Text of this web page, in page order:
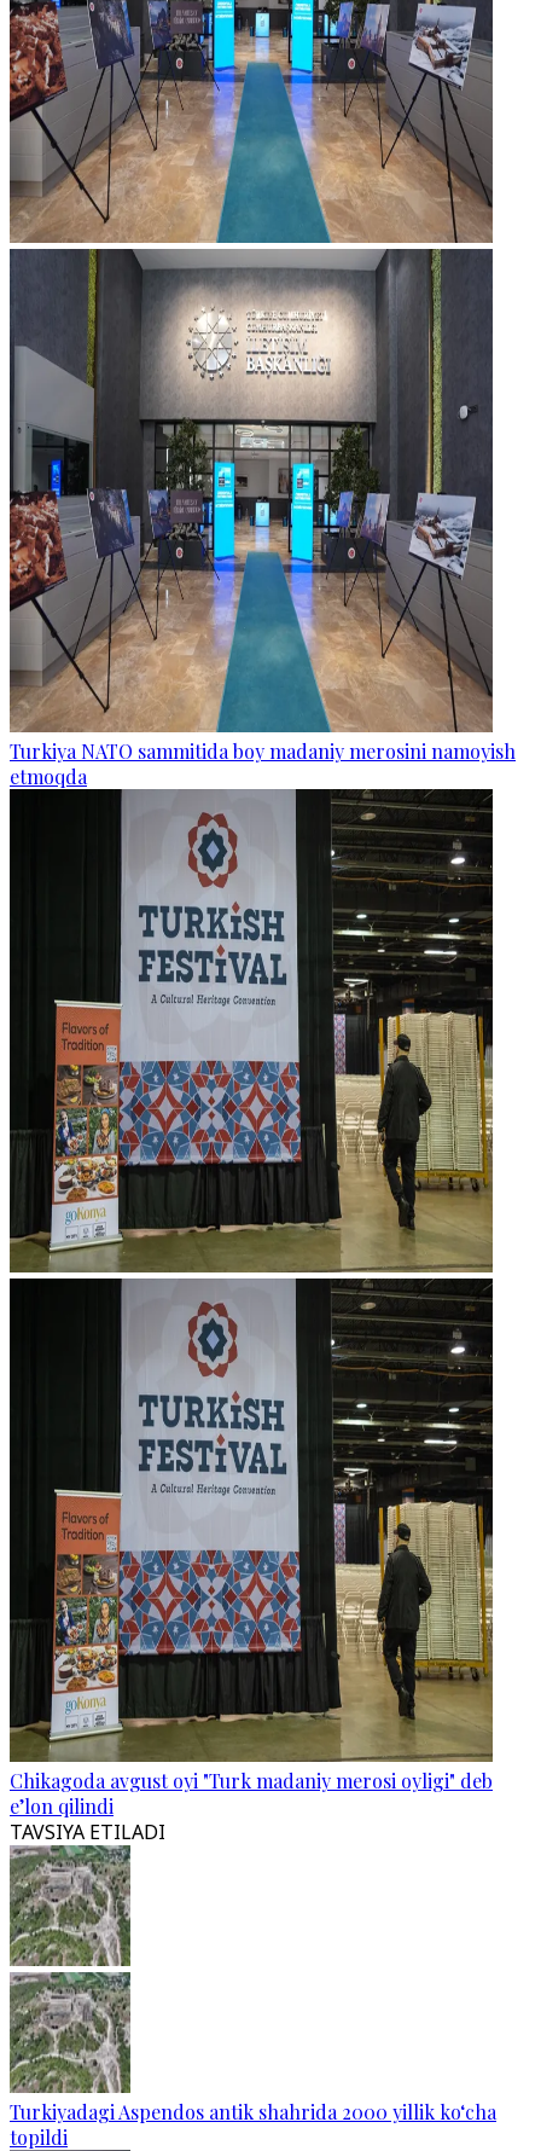
Turkiya NATO sammitida boy madaniy merosini namoyish
etmoqda
Chikagoda avgust oyi "Turk madaniy merosi oyligi" deb
e’lon qilindi
TAVSIYA ETILADI
Turkiyadagi Aspendos antik shahrida 2000 yillik ko‘cha
topildi